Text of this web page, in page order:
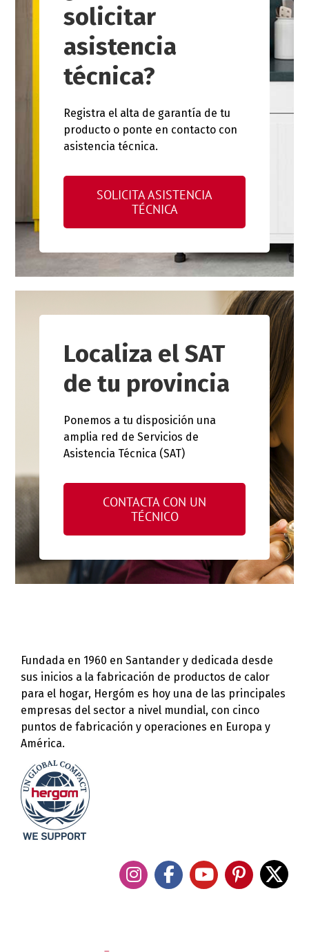
solicitar
asistencia
técnica?
Registra el alta de garantía de tu
producto o ponte en contacto con
asistencia técnica.
SOLICITA ASISTENCIA
TÉCNICA
Localiza el SAT
de tu provincia
Ponemos a tu disposición una
amplia red de Servicios de
Asistencia Técnica (SAT)
CONTACTA CON UN
TÉCNICO
Fundada en 1960 en Santander y dedicada desde
sus inicios a la fabricación de productos de calor
para el hogar, Hergóm es hoy una de las principales
empresas del sector a nivel mundial, con cinco
puntos de fabricación y operaciones en Europa y
América.